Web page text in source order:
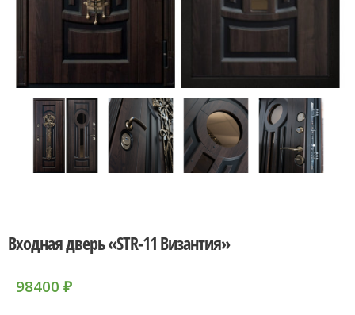
Входная дверь «STR-11 Византия»
98400 ₽